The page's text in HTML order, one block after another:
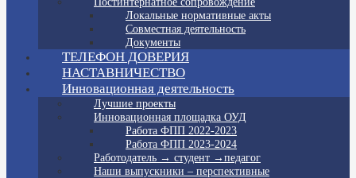
Локальные нормативные акты
Совместная деятельность
Документы
ТЕЛЕФОН ДОВЕРИЯ
НАСТАВНИЧЕСТВО
Инновационная деятельность
Лучшие проекты
Инновационная площадка ОУД
Работа ФПП 2022-2023
Работа ФПП 2023-2024
Работодатель → студент →педагог
Наши выпускники – перспективные